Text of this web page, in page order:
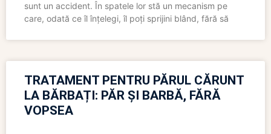
sunt un accident. În spatele lor stă un mecanism pe
care, odată ce îl înțelegi, îl poți sprijini blând, fără să
TRATAMENT PENTRU PĂRUL CĂRUNT
LA BĂRBAȚI: PĂR ȘI BARBĂ, FĂRĂ
VOPSEA